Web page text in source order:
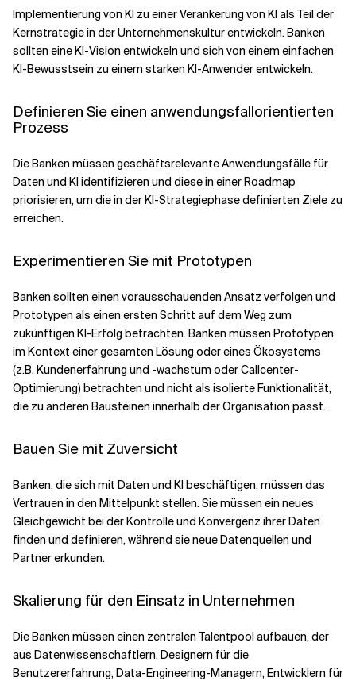
Implementierung von KI zu einer Verankerung von KI als Teil der
Kernstrategie in der Unternehmenskultur entwickeln. Banken
sollten eine KI-Vision entwickeln und sich von einem einfachen
KI-Bewusstsein zu einem starken KI-Anwender entwickeln.
Definieren Sie einen anwendungsfallorientierten
Prozess
Die Banken müssen geschäftsrelevante Anwendungsfälle für
Daten und KI identifizieren und diese in einer Roadmap
priorisieren, um die in der KI-Strategiephase definierten Ziele zu
erreichen.
Experimentieren Sie mit Prototypen
Banken sollten einen vorausschauenden Ansatz verfolgen und
Prototypen als einen ersten Schritt auf dem Weg zum
zukünftigen KI-Erfolg betrachten. Banken müssen Prototypen
im Kontext einer gesamten Lösung oder eines Ökosystems
(z.B. Kundenerfahrung und -wachstum oder Callcenter-
Optimierung) betrachten und nicht als isolierte Funktionalität,
die zu anderen Bausteinen innerhalb der Organisation passt.
Bauen Sie mit Zuversicht
Banken, die sich mit Daten und KI beschäftigen, müssen das
Vertrauen in den Mittelpunkt stellen. Sie müssen ein neues
Gleichgewicht bei der Kontrolle und Konvergenz ihrer Daten
finden und definieren, während sie neue Datenquellen und
Partner erkunden.
Skalierung für den Einsatz in Unternehmen
Die Banken müssen einen zentralen Talentpool aufbauen, der
aus Datenwissenschaftlern, Designern für die
Benutzererfahrung, Data-Engineering-Managern, Entwicklern für